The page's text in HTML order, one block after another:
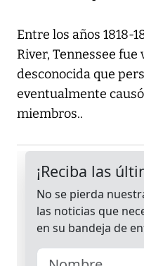
Entre los años 1818-
River, Tennessee
desconocida que
eventualmente
miembros..